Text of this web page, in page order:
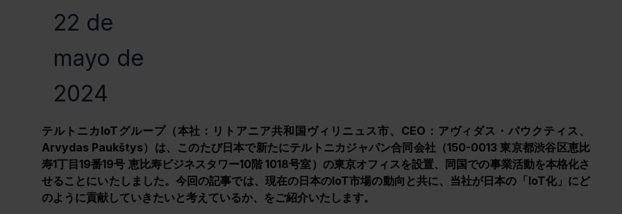
22 de
mayo de
2024
テルトニカIoTグループ（本社：リトアニア共和国ヴィリニュス市、CEO：アヴィダス・パウクティス、
Arvydas Paukštys）は、このたび日本で新たにテルトニカジャパン合同会社（150-0013 東京都渋谷区恵比
寿1丁目19番19号 恵比寿ビジネスタワー10階 1018号室）の東京オフィスを設置、同国での事業活動を本格化さ
せることにいたしました。今回の記事では、現在の日本のIoT市場の動向と共に、当社が日本の「IoT化」にど
のように貢献していきたいと考えているか、をご紹介いたします。